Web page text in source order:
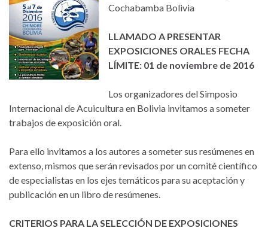
Cochabamba Bolivia
LLAMADO A PRESENTAR
EXPOSICIONES ORALES FECHA
LÍMITE: 01 de noviembre de 2016
Los organizadores del Simposio
Internacional de Acuicultura en Bolivia invitamos a someter
trabajos de exposición oral.
Para ello invitamos a los autores a someter sus resúmenes en
extenso, mismos que serán revisados por un comité científico
de especialistas en los ejes temáticos para su aceptación y
publicación en un libro de resúmenes.
CRITERIOS PARA LA SELECCIÓN DE EXPOSICIONES